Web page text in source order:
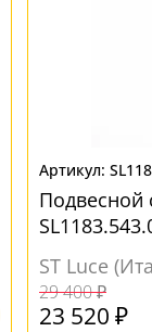
Подвесной
ST Luce
29 400 ₽
23 520 ₽